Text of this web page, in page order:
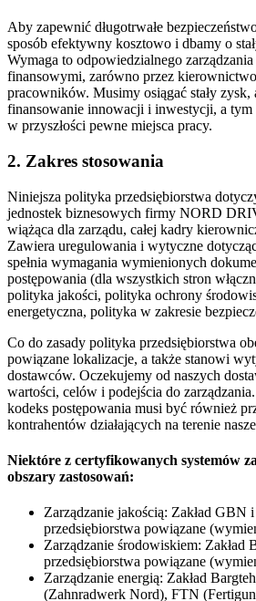
Aby zapewnić długotrwałe
sposób efektywny kosztowo i dbamy o
Wymaga to odpowiedzialnego
finansowymi, zarówno przez
pracowników. Musimy osiągać stały zysk,
finansowanie innowacji i inwestycji, a tym
w przyszłości pewne miejsca pracy.
2. Zakres stosowania
Niniejsza polityka przedsiębiorstwa
jednostek biznesowych firmy NORD
wiążąca dla zarządu, całej kadry
Zawiera uregulowania i wytyczne
spełnia wymagania wymienionych
postępowania (dla wszystkich stron
polityka jakości, polityka ochrony
energetyczna, polityka w zakresie
Co do zasady polityka przedsiębiorstwa
powiązane lokalizacje, a także stanowi
dostawców. Oczekujemy od naszych
wartości, celów i podejścia do
kodeks postępowania musi być również
kontrahentów działających na terenie
Niektóre z certyfikowanych systemów
obszary zastosowań:
Zarządzanie jakością: Zakład GBN
przedsiębiorstwa powiązane
Zarządzanie środowiskiem: Zakład
przedsiębiorstwa powiązane
Zarządzanie energią: Zakład
(Zahnradwerk Nord), FTN